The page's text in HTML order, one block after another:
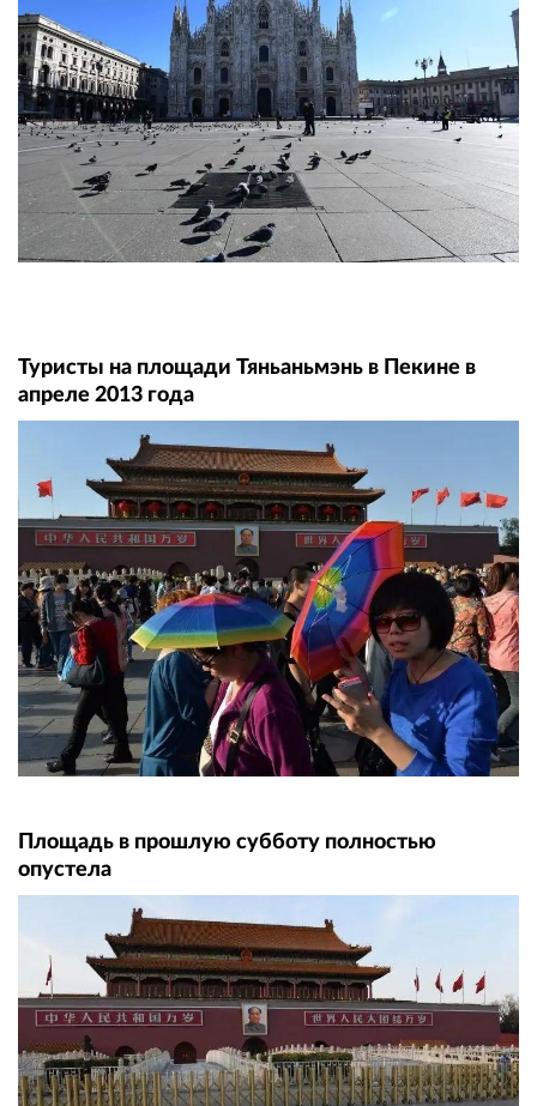
Туристы на площади Тяньаньмэнь в Пекине в
апреле 2013 года
Площадь в прошлую субботу полностью
опустела